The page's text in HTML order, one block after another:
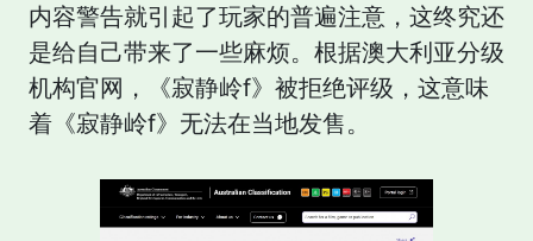
内容警告就引起了玩家的普遍注意，这终究还
是给自己带来了一些麻烦。根据澳大利亚分级
机构官网，《寂静岭f》被拒绝评级，这意味
着《寂静岭f》无法在当地发售。